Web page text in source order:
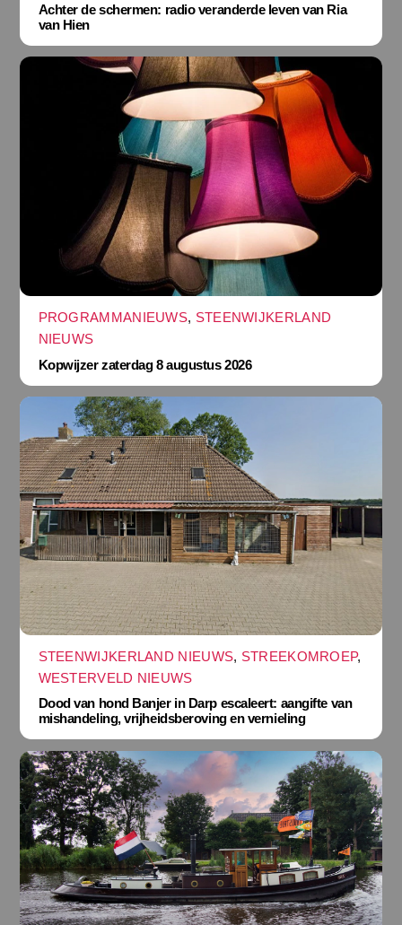
Achter de schermen: radio veranderde leven van Ria
van Hien
PROGRAMMANIEUWS, STEENWIJKERLAND
NIEUWS
Kopwijzer zaterdag 8 augustus 2026
STEENWIJKERLAND NIEUWS, STREEKOMROEP,
WESTERVELD NIEUWS
Dood van hond Banjer in Darp escaleert: aangifte van
mishandeling, vrijheidsberoving en vernieling